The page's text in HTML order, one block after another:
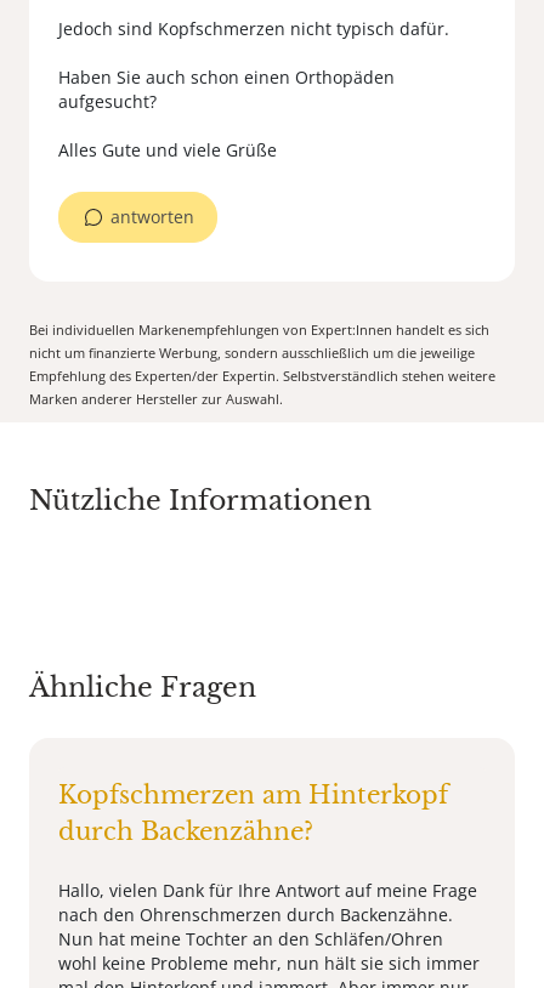
Jedoch sind Kopfschmerzen nicht typisch dafür.
Haben Sie auch schon einen Orthopäden
aufgesucht?
antworten
Bei individuellen Markenempfehlungen von Expert:Innen handelt es sich
nicht um finanzierte Werbung, sondern ausschließlich um die jeweilige
Empfehlung des Experten/der Expertin. Selbstverständlich stehen weitere
Marken anderer Hersteller zur Auswahl.
Nützliche Informationen
Ähnliche Fragen
Kopfschmerzen am Hinterkopf
durch Backenzähne?
Hallo, vielen Dank für Ihre Antwort auf meine Frage
nach den Ohrenschmerzen durch Backenzähne.
Nun hat meine Tochter an den Schläfen/Ohren
wohl keine Probleme mehr, nun hält sie sich immer